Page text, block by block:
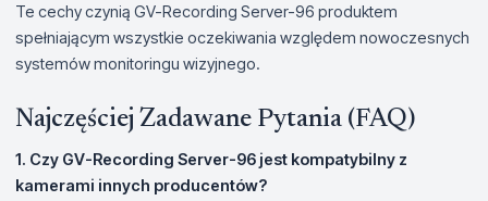
Te cechy czynią GV-Recording Server-96 produktem
spełniającym wszystkie oczekiwania względem nowoczesnych
systemów monitoringu wizyjnego.
Najczęściej Zadawane Pytania (FAQ)
1. Czy GV-Recording Server-96 jest kompatybilny z
kamerami innych producentów?